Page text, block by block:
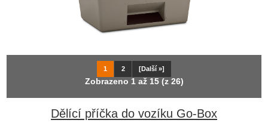
1 2 [Další »]
Zobrazeno 1až 15(z 26)
Dělící příčka do vozíku Go-Box